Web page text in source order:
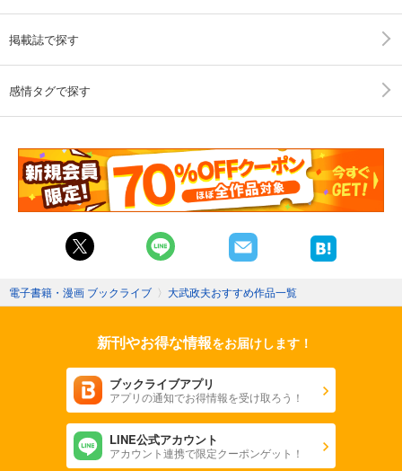
掲載誌で探す
感情タグで探す
電子書籍・漫画 ブックライブ 〉 大武政夫おすすめ作品一覧
新刊やお得な情報をお届けします！
ブックライブアプリ
アプリの通知でお得情報を受け取ろう！
LINE公式アカウント
アカウント連携で限定クーポンゲット！